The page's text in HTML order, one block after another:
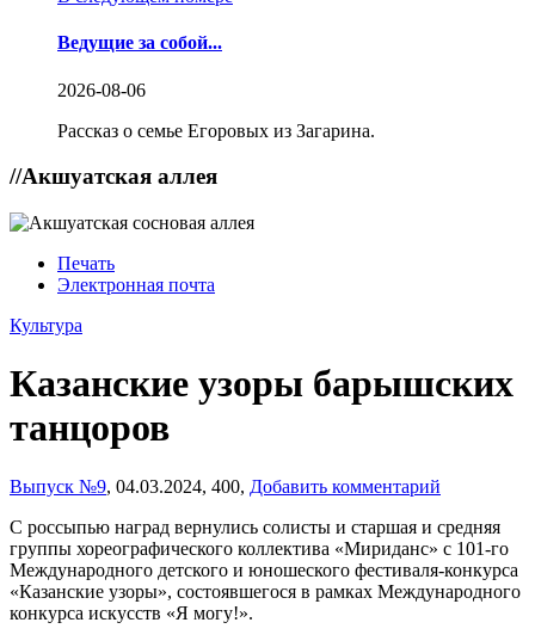
Ведущие за собой...
2026-08-06
Рассказ о семье Егоровых из Загарина.
//Акшуатская аллея
Печать
Электронная почта
Культура
Казанские узоры барышских
танцоров
Выпуск №9, 04.03.2024, 400, Добавить комментарий
С россыпью наград вернулись солисты и старшая и средняя
группы хореографического коллектива «Мириданс» с 101-го
Международного детского и юношеского фестиваля-конкурса
«Казанские узоры», состоявшегося в рамках Международного
конкурса искусств «Я могу!».